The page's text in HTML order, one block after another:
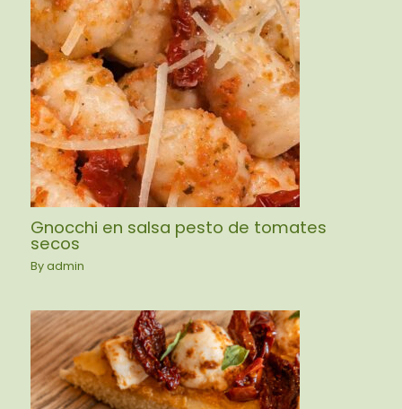
Gnocchi en salsa pesto de tomates
secos
Byadmin